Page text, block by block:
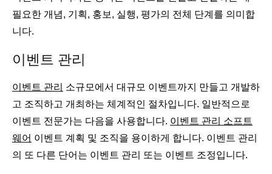
필요한 개념, 기획, 홍보, 실행, 평가의 전체 단계를 의미합
니다.
이벤트 관리
이벤트 관리 소규모에서 대규모 이벤트까지 만들고 개발하
고 조직하고 개최하는 체계적인 절차입니다. 일반적으로
이벤트 전문가는 다음을 사용합니다. 이벤트 관리 소프트
웨어 이벤트 계획 및 조직을 용이하게 합니다. 이벤트 관리
의 또 다른 단어는 이벤트 관리 또는 이벤트 조정입니다.